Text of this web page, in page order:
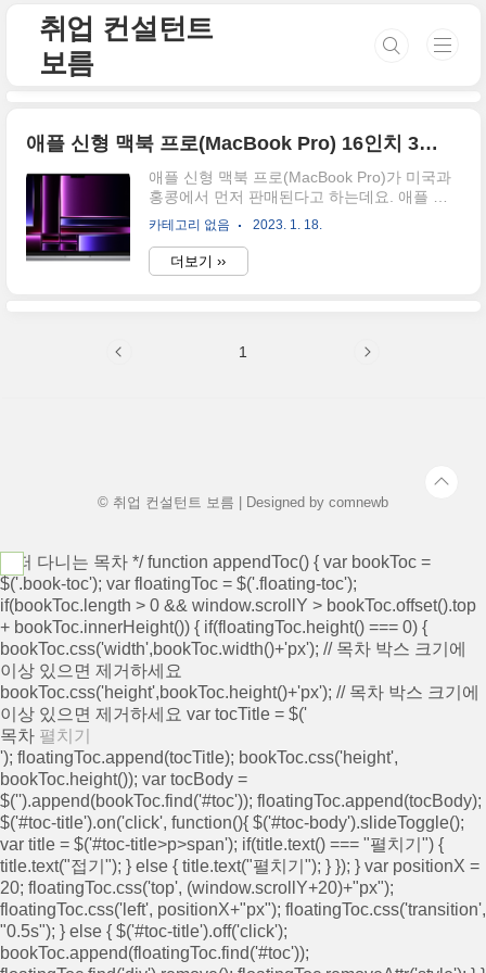
취업 컨설턴트
보름
애플 신형 맥북 프로(MacBook Pro) 16인치 300만원대? 미국과 홍콩에서 먼저 판매된다
애플 신형 맥북 프로(MacBook Pro)가 미국과
홍콩에서 먼저 판매된다고 하는데요. 애플 제
품을 주로 사용하신다면 이 정보를 놓칠 수 없
겠습니다. 애플은 M2프로와 M2맥스 칩을 탑재
한 맥북 프로(MacBook Pro)를 오늘 공개했습
니다. ⬇️MacBook Pro 출시 CPU 맥북 프로
탑재되어 이전 모델보다 향상되었다고 할 수
카테고리 없음 2023. 1. 18.
더보기 ››
1
© 취업 컨설턴트 보름 | Designed by comnewb
/* 떠 다니는 목차 */ function appendToc() { var bookToc =
$('.book-toc'); var floatingToc = $('.floating-toc');
if(bookToc.length > 0 && window.scrollY > bookToc.offset().top
+ bookToc.innerHeight()) { if(floatingToc.height() === 0) {
bookToc.css('width',bookToc.width()+'px'); // 목차 박스 크기에
이상 있으면 제거하세요
bookToc.css('height',bookToc.height()+'px'); // 목차 박스 크기에
이상 있으면 제거하세요 var tocTitle = $('
목차 펼치기
'); floatingToc.append(tocTitle); bookToc.css('height',
bookToc.height()); var tocBody =
$('').append(bookToc.find('#toc')); floatingToc.append(tocBody);
$('#toc-title').on('click', function(){ $('#toc-body').slideToggle();
var title = $('#toc-title>p>span'); if(title.text() === "펼치기") {
title.text("접기"); } else { title.text("펼치기"); } }); } var positionX =
20; floatingToc.css('top', (window.scrollY+20)+"px");
floatingToc.css('left', positionX+"px"); floatingToc.css('transition',
"0.5s"); } else { $('#toc-title').off('click');
bookToc.append(floatingToc.find('#toc'));